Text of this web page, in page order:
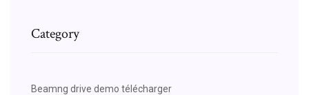
Category
Beamng drive demo télécharger